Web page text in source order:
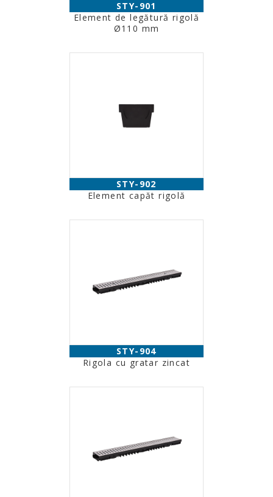
STY-901
Element de legătură rigolă
Ø110 mm
STY-902
Element capăt rigolă
STY-904
Rigola cu gratar zincat